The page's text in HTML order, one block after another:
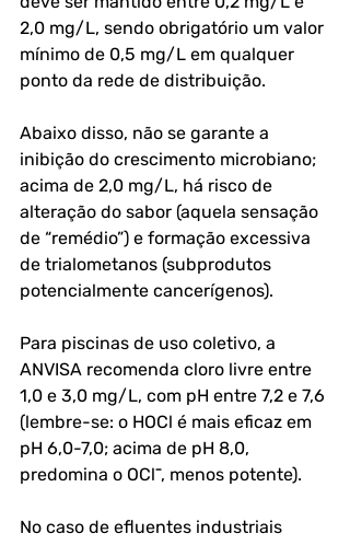
2,0 mg/L, sendo obrigatório um valor
mínimo de 0,5 mg/L em qualquer
ponto da rede de distribuição.
Abaixo disso, não se garante a
inibição do crescimento microbiano;
acima de 2,0 mg/L, há risco de
alteração do sabor (aquela sensação
de “remédio”) e formação excessiva
de trialometanos (subprodutos
potencialmente cancerígenos).
Para piscinas de uso coletivo, a
ANVISA recomenda cloro livre entre
1,0 e 3,0 mg/L, com pH entre 7,2 e 7,6
(lembre-se: o HOCl é mais eficaz em
pH 6,0-7,0; acima de pH 8,0,
predomina o OCl⁻, menos potente).
No caso de efluentes industriais